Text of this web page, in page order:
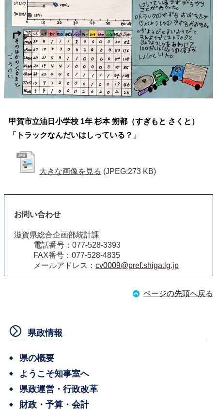
甲賀市立油日小学校 1年 杉本 朔都（すぎもと さくと）
「トラックなんだいはしっている？」
大きな画像を見る (JPEG:273 KB)
お問い合わせ
滋賀県総合企画部統計課
電話番号：077-528-3393
FAX番号：077-528-4835
メールアドレス： cv0009@pref.shiga.lg.jp
ページの先頭へ戻る
県政情報
県の概要
ようこそ知事室へ
県政運営・行政改革
財政・予算・会計